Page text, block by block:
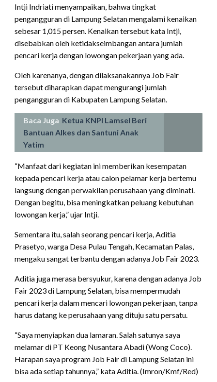
Intji Indriati menyampaikan, bahwa tingkat
pengangguran di Lampung Selatan mengalami kenaikan
sebesar 1,015 persen. Kenaikan tersebut kata Intji,
disebabkan oleh ketidakseimbangan antara jumlah
pencari kerja dengan lowongan pekerjaan yang ada.
Oleh karenanya, dengan dilaksanakannya Job Fair
tersebut diharapkan dapat mengurangi jumlah
pengangguran di Kabupaten Lampung Selatan.
Baca Juga Ketua KNPI Lamsel Beri
Bantuan Alkes dan Santuni Anak
Yatim
“Manfaat dari kegiatan ini memberikan kesempatan
kepada pencari kerja atau calon pelamar kerja bertemu
langsung dengan perwakilan perusahaan yang diminati.
Dengan begitu, bisa meningkatkan peluang kebutuhan
lowongan kerja,” ujar Intji.
Sementara itu, salah seorang pencari kerja, Aditia
Prasetyo, warga Desa Pulau Tengah, Kecamatan Palas,
mengaku sangat terbantu dengan adanya Job Fair 2023.
Aditia juga merasa bersyukur, karena dengan adanya Job
Fair 2023 di Lampung Selatan, bisa mempermudah
pencari kerja dalam mencari lowongan pekerjaan, tanpa
harus datang ke perusahaan yang dituju satu persatu.
“Saya menyiapkan dua lamaran. Salah satunya saya
melamar di PT Keong Nusantara Abadi (Wong Coco).
Harapan saya program Job Fair di Lampung Selatan ini
bisa ada setiap tahunnya,” kata Aditia. (Imron/Kmf/Red)